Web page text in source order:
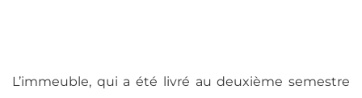
L’immeuble, qui a été livré au deuxième semestre